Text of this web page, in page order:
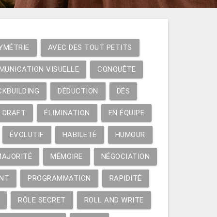
AVEC DES TOUT PETITS
VISUELLE CONQUÊTE
DÉDUCTION DÉS
DRAFT ÉLIMINATION EN ÉQUIPE
ÉVOLUTIF HABILETÉ HUMOUR
MÉMOIRE NÉGOCIATION
PROGRAMMATION RAPIDITÉ
RÔLE SECRET ROLL AND WRITE